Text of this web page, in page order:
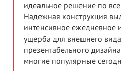
идеальное решение по
Надежная конструкция
интенсивное ежедневное
ущерба для внешнего вида
презентабельного
многие популярные